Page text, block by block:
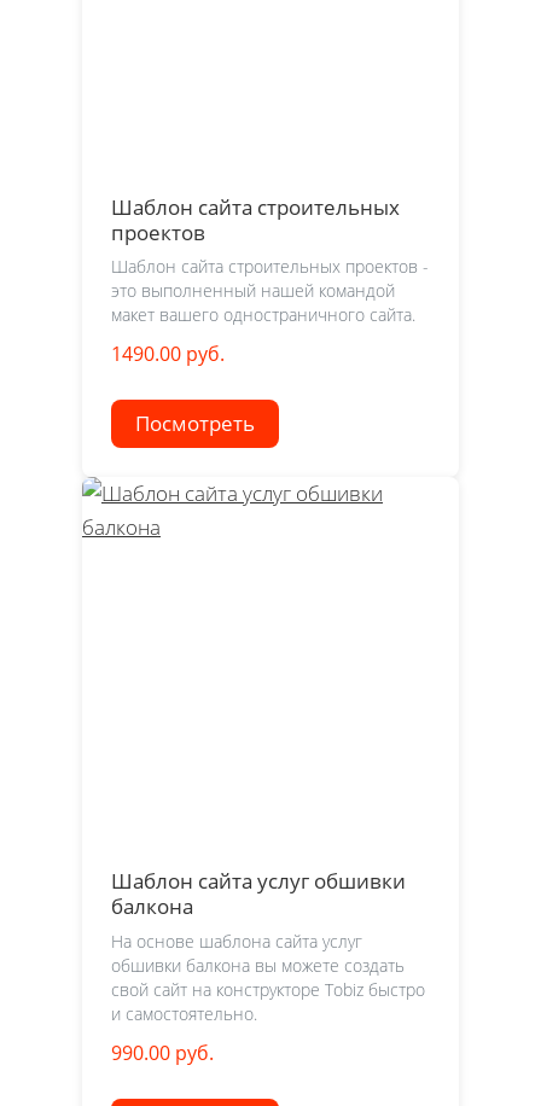
Шаблон сайта строительных
проектов
Шаблон сайта строительных проектов -
это выполненный нашей командой
макет вашего одностраничного сайта.
1490.00 руб.
Посмотреть
Шаблон сайта услуг обшивки
балкона
На основе шаблона сайта услуг
обшивки балкона вы можете создать
свой сайт на конструкторе Tobiz быстро
и самостоятельно.
990.00 руб.